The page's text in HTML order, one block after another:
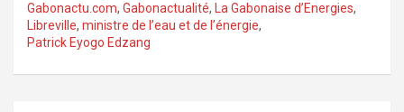
Gabonactu.com, Gabonactualité, La Gabonaise d’Energies,
Libreville, ministre de l’eau et de l’énergie,
Patrick Eyogo Edzang